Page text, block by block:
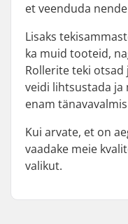
et veenduda
Lisaks
ka muid tooteid,
Rollerite teki
veidi lihtsustada ja
enam
Kui arvate, et on
vaadake meie
valikut.